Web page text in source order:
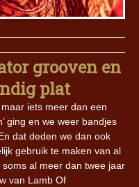
grooven en
plat
iets meer dan een
ging en we weer bandjes
dat deden we dan ook
gebruik te maken van al
al meer dan twee jaar
van Lamb Of